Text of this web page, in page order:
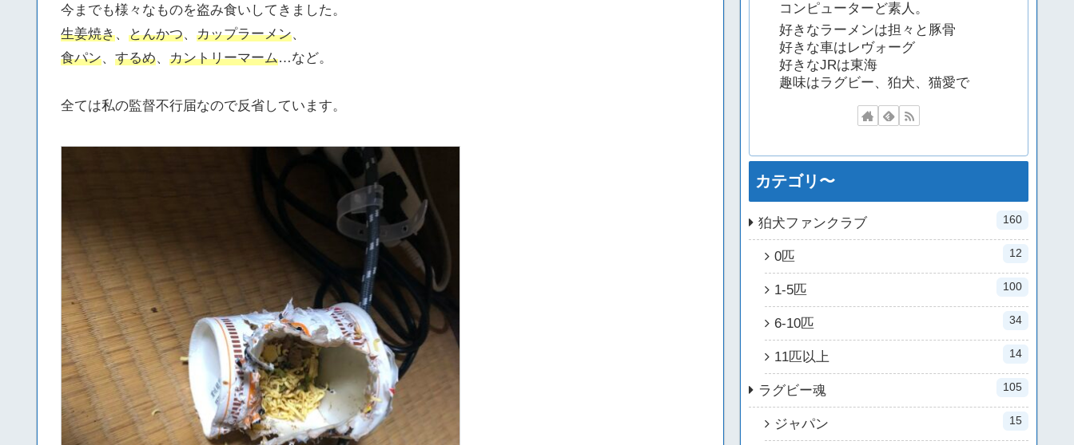
今までも様々なものを盗み食いしてきました。
生姜焼き、 とんかつ、 カップラーメン、
食パン、 するめ、 カントリーマーム…など。
全ては私の監督不行届なので反省しています。
コンピューターど素人。
好きなラーメンは担々と豚骨
好きな車はレヴォーグ
好きなJRは東海
趣味はラグビー、狛犬、猫愛で
カテゴリ〜
狛犬ファンクラブ 160
0匹 12
1-5匹 100
6-10匹 34
11匹以上 14
ラグビー魂 105
ジャパン 15